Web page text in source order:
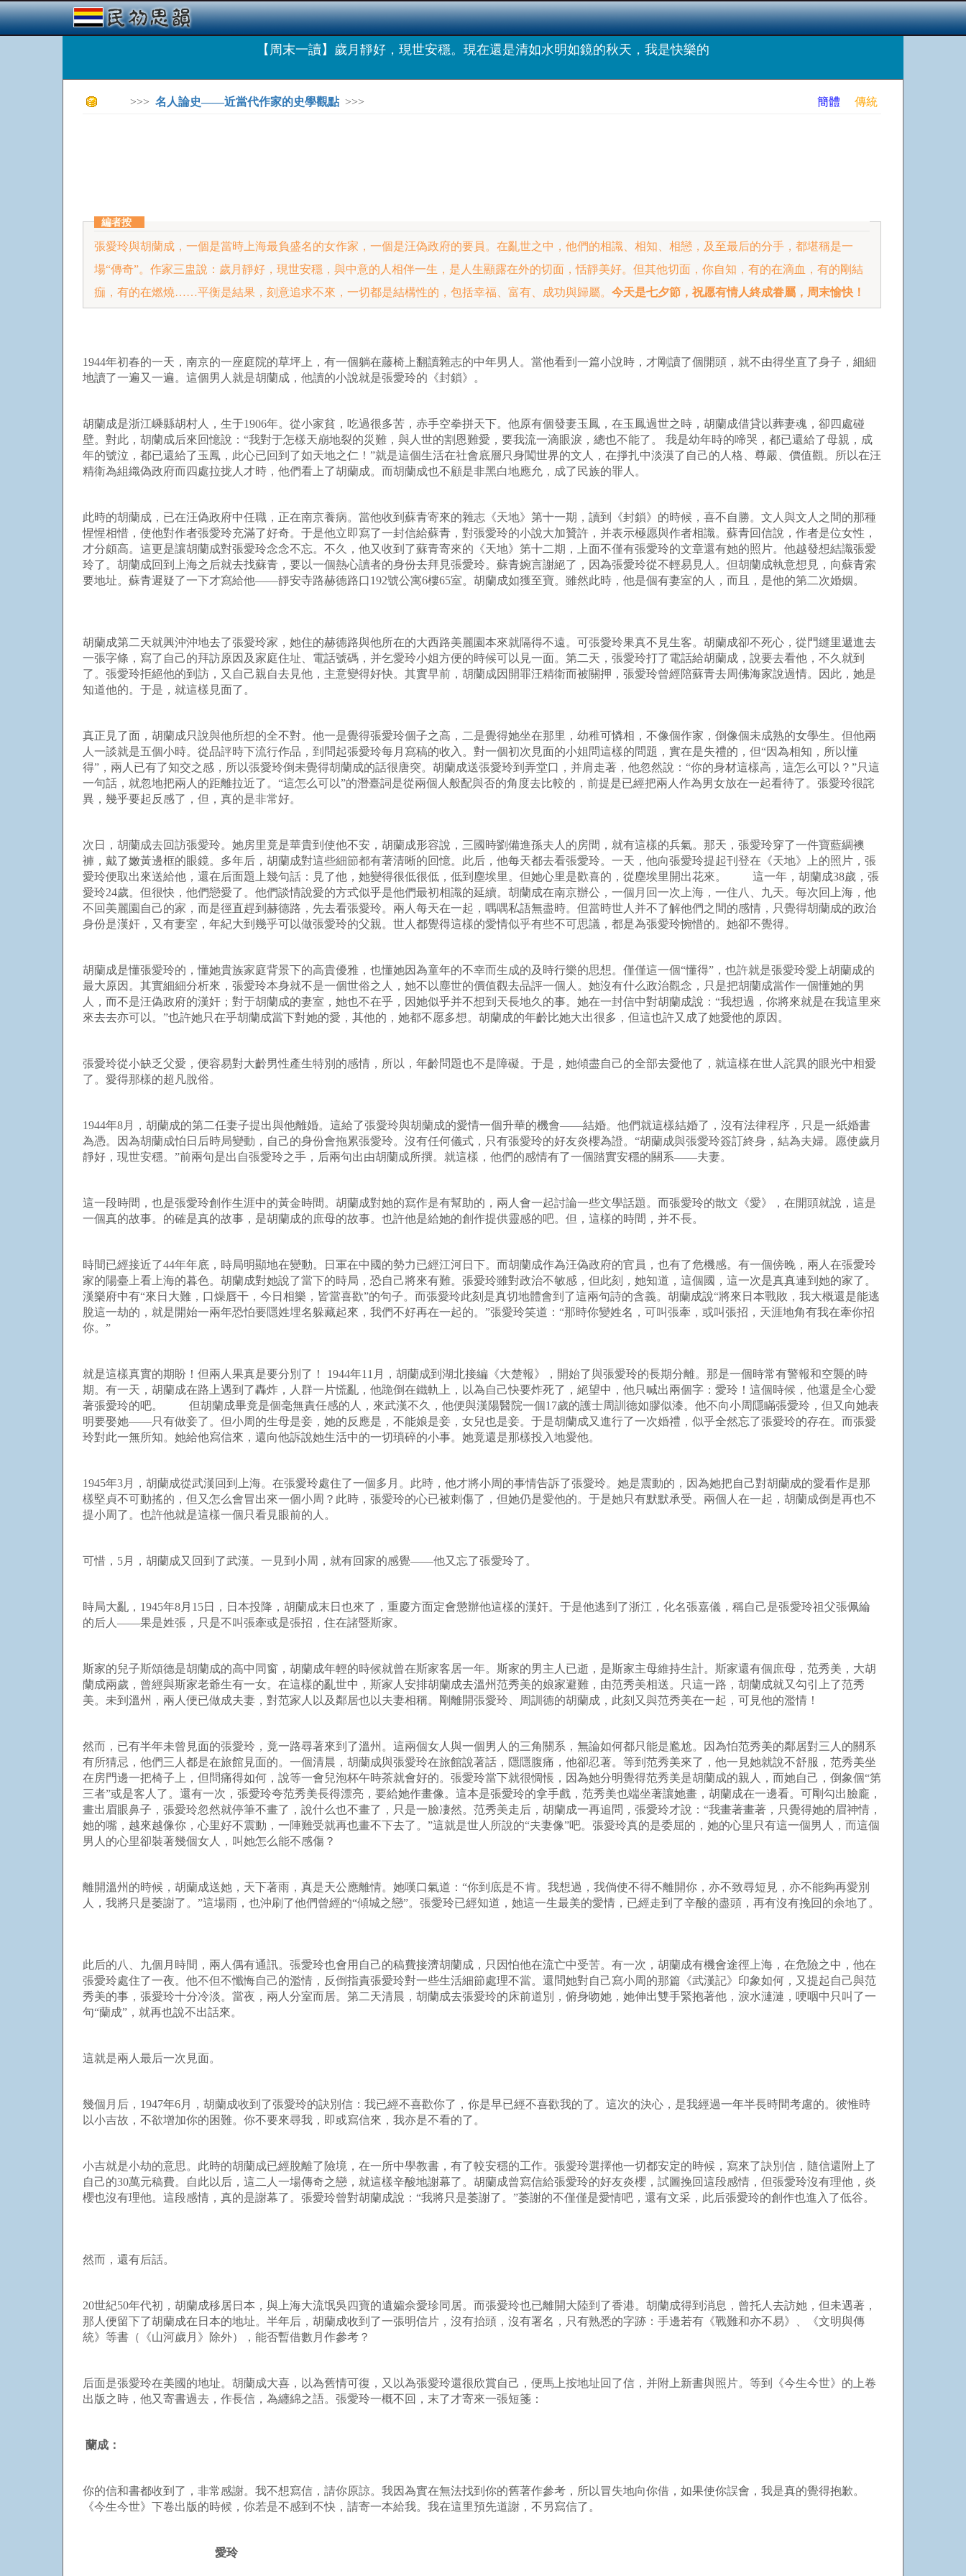
【周末一讀】歲月靜好，現世安穩。現在還是清如水明如鏡的秋天，我是快樂的
>>> 名人論史——近當代作家的史學觀點 >>> 簡體 傳統
編者按
張愛玲與胡蘭成，一個是當時上海最負盛名的女作家，一個是汪偽政府的要員。在亂世之中，他們的相識、相知、相戀，及至最后的分手，都堪稱是一
場“傳奇”。作家三盅說：歲月靜好，現世安穩，與中意的人相伴一生，是人生顯露在外的切面，恬靜美好。但其他切面，你自知，有的在滴血，有的剛結
痂，有的在燃燒……平衡是結果，刻意追求不來，一切都是結構性的，包括幸福、富有、成功與歸屬。 今天是七夕節，祝愿有情人終成眷屬，周末愉快！
1944年初春的一天，南京的一座庭院的草坪上，有一個躺在藤椅上翻讀雜志的中年男人。當他看到一篇小說時，才剛讀了個開頭，就不由得坐直了身子，細細
地讀了一遍又一遍。這個男人就是胡蘭成，他讀的小說就是張愛玲的《封鎖》。
胡蘭成是浙江嵊縣胡村人，生于1906年。從小家貧，吃過很多苦，赤手空拳拼天下。他原有個發妻玉鳳，在玉鳳過世之時，胡蘭成借貸以葬妻魂，卻四處碰
壁。對此，胡蘭成后來回憶說：“我對于怎樣天崩地裂的災難，與人世的割恩難愛，要我流一滴眼淚，總也不能了。 我是幼年時的啼哭，都已還給了母親，成
年的號泣，都已還給了玉鳳，此心已回到了如天地之仁！”就是這個生活在社會底層只身闖世界的文人，在掙扎中淡漠了自己的人格、尊嚴、價值觀。所以在汪
精衛為組織偽政府而四處拉拢人才時，他們看上了胡蘭成。而胡蘭成也不顧是非黑白地應允，成了民族的罪人。
此時的胡蘭成，已在汪偽政府中任職，正在南京養病。當他收到蘇青寄來的雜志《天地》第十一期，讀到《封鎖》的時候，喜不自勝。文人與文人之間的那種
惺惺相惜，使他對作者張愛玲充滿了好奇。于是他立即寫了一封信給蘇青，對張愛玲的小說大加贊許，并表示極愿與作者相識。蘇青回信說，作者是位女性，
才分頗高。這更是讓胡蘭成對張愛玲念念不忘。不久，他又收到了蘇青寄來的《天地》第十二期，上面不僅有張愛玲的文章還有她的照片。他越發想結識張愛
玲了。胡蘭成回到上海之后就去找蘇青，要以一個熱心讀者的身份去拜見張愛玲。蘇青婉言謝絕了，因為張愛玲從不輕易見人。但胡蘭成執意想見，向蘇青索
要地址。蘇青遲疑了一下才寫給他——靜安寺路赫德路口192號公寓6樓65室。胡蘭成如獲至寶。雖然此時，他是個有妻室的人，而且，是他的第二次婚姻。
胡蘭成第二天就興沖沖地去了張愛玲家，她住的赫德路與他所在的大西路美麗園本來就隔得不遠。可張愛玲果真不見生客。胡蘭成卻不死心，從門縫里遞進去
一張字條，寫了自己的拜訪原因及家庭住址、電話號碼，并乞愛玲小姐方便的時候可以見一面。第二天，張愛玲打了電話給胡蘭成，說要去看他，不久就到
了。張愛玲拒絕他的到訪，又自己親自去見他，主意變得好快。其實早前，胡蘭成因開罪汪精衛而被關押，張愛玲曾經陪蘇青去周佛海家說過情。因此，她是
知道他的。于是，就這樣見面了。
真正見了面，胡蘭成只說與他所想的全不對。他一是覺得張愛玲個子之高，二是覺得她坐在那里，幼稚可憐相，不像個作家，倒像個未成熟的女學生。但他兩
人一談就是五個小時。從品評時下流行作品，到問起張愛玲每月寫稿的收入。對一個初次見面的小姐問這樣的問題，實在是失禮的，但“因為相知，所以懂
得”，兩人已有了知交之感，所以張愛玲倒未覺得胡蘭成的話很唐突。胡蘭成送張愛玲到弄堂口，并肩走著，他忽然說：“你的身材這樣高，這怎么可以？”只這
一句話，就忽地把兩人的距離拉近了。“這怎么可以”的潛臺詞是從兩個人般配與否的角度去比較的，前提是已經把兩人作為男女放在一起看待了。張愛玲很詫
異，幾乎要起反感了，但，真的是非常好。
次日，胡蘭成去回訪張愛玲。她房里竟是華貴到使他不安，胡蘭成形容說，三國時劉備進孫夫人的房間，就有這樣的兵氣。那天，張愛玲穿了一件寶藍綢襖
褲，戴了嫩黃邊框的眼鏡。多年后，胡蘭成對這些細節都有著清晰的回憶。此后，他每天都去看張愛玲。一天，他向張愛玲提起刊登在《天地》上的照片，張
愛玲便取出來送給他，還在后面題上幾句話：見了他，她變得很低很低，低到塵埃里。但她心里是歡喜的，從塵埃里開出花來。 這一年，胡蘭成38歲，張
愛玲24歲。但很快，他們戀愛了。他們談情說愛的方式似乎是他們最初相識的延續。胡蘭成在南京辦公，一個月回一次上海，一住八、九天。每次回上海，他
不回美麗園自己的家，而是徑直趕到赫德路，先去看張愛玲。兩人每天在一起，喁喁私語無盡時。但當時世人并不了解他們之間的感情，只覺得胡蘭成的政治
身份是漢奸，又有妻室，年紀大到幾乎可以做張愛玲的父親。世人都覺得這樣的愛情似乎有些不可思議，都是為張愛玲惋惜的。她卻不覺得。
胡蘭成是懂張愛玲的，懂她貴族家庭背景下的高貴優雅，也懂她因為童年的不幸而生成的及時行樂的思想。僅僅這一個“懂得”，也許就是張愛玲愛上胡蘭成的
最大原因。其實細細分析來，張愛玲本身就不是一個世俗之人，她不以塵世的價值觀去品評一個人。她沒有什么政治觀念，只是把胡蘭成當作一個懂她的男
人，而不是汪偽政府的漢奸；對于胡蘭成的妻室，她也不在乎，因她似乎并不想到天長地久的事。她在一封信中對胡蘭成說：“我想過，你將來就是在我這里來
來去去亦可以。”也許她只在乎胡蘭成當下對她的愛，其他的，她都不愿多想。胡蘭成的年齡比她大出很多，但這也許又成了她愛他的原因。
張愛玲從小缺乏父愛，便容易對大齡男性產生特別的感情，所以，年齡問題也不是障礙。于是，她傾盡自己的全部去愛他了，就這樣在世人詫異的眼光中相愛
了。愛得那樣的超凡脫俗。
1944年8月，胡蘭成的第二任妻子提出與他離婚。這給了張愛玲與胡蘭成的愛情一個升華的機會——結婚。他們就這樣結婚了，沒有法律程序，只是一紙婚書
為憑。因為胡蘭成怕日后時局變動，自己的身份會拖累張愛玲。沒有任何儀式，只有張愛玲的好友炎櫻為證。“胡蘭成與張愛玲簽訂終身，結為夫婦。愿使歲月
靜好，現世安穩。”前兩句是出自張愛玲之手，后兩句出由胡蘭成所撰。就這樣，他們的感情有了一個踏實安穩的關系——夫妻。
這一段時間，也是張愛玲創作生涯中的黃金時間。胡蘭成對她的寫作是有幫助的，兩人會一起討論一些文學話題。而張愛玲的散文《愛》，在開頭就說，這是
一個真的故事。的確是真的故事，是胡蘭成的庶母的故事。也許他是給她的創作提供靈感的吧。但，這樣的時間，并不長。
時間已經接近了44年年底，時局明顯地在變動。日軍在中國的勢力已經江河日下。而胡蘭成作為汪偽政府的官員，也有了危機感。有一個傍晚，兩人在張愛玲
家的陽臺上看上海的暮色。胡蘭成對她說了當下的時局，恐自己將來有難。張愛玲雖對政治不敏感，但此刻，她知道，這個國，這一次是真真連到她的家了。
漢樂府中有“來日大難，口燥唇干，今日相樂，皆當喜歡”的句子。而張愛玲此刻是真切地體會到了這兩句詩的含義。胡蘭成說“將來日本戰敗，我大概還是能逃
脫這一劫的，就是開始一兩年恐怕要隱姓埋名躲藏起來，我們不好再在一起的。”張愛玲笑道：“那時你變姓名，可叫張牽，或叫張招，天涯地角有我在牽你招
你。”
就是這樣真實的期盼！但兩人果真是要分別了！ 1944年11月，胡蘭成到湖北接編《大楚報》，開始了與張愛玲的長期分離。那是一個時常有警報和空襲的時
期。有一天，胡蘭成在路上遇到了轟炸，人群一片慌亂，他跪倒在鐵軌上，以為自己快要炸死了，絕望中，他只喊出兩個字：愛玲！這個時候，他還是全心愛
著張愛玲的吧。 但胡蘭成畢竟是個毫無責任感的人，來武漢不久，他便與漢陽醫院一個17歲的護士周訓德如膠似漆。他不向小周隱瞞張愛玲，但又向她表
明要娶她——只有做妾了。但小周的生母是妾，她的反應是，不能娘是妾，女兒也是妾。于是胡蘭成又進行了一次婚禮，似乎全然忘了張愛玲的存在。而張愛
玲對此一無所知。她給他寫信來，還向他訴說她生活中的一切瑣碎的小事。她竟還是那樣投入地愛他。
1945年3月，胡蘭成從武漢回到上海。在張愛玲處住了一個多月。此時，他才將小周的事情告訴了張愛玲。她是震動的，因為她把自己對胡蘭成的愛看作是那
樣堅貞不可動搖的，但又怎么會冒出來一個小周？此時，張愛玲的心已被刺傷了，但她仍是愛他的。于是她只有默默承受。兩個人在一起，胡蘭成倒是再也不
提小周了。也許他就是這樣一個只看見眼前的人。
可惜，5月，胡蘭成又回到了武漢。一見到小周，就有回家的感覺——他又忘了張愛玲了。
時局大亂，1945年8月15日，日本投降，胡蘭成末日也來了，重慶方面定會懲辦他這樣的漢奸。于是他逃到了浙江，化名張嘉儀，稱自己是張愛玲祖父張佩綸
的后人——果是姓張，只是不叫張牽或是張招，住在諸暨斯家。
斯家的兒子斯頌德是胡蘭成的高中同窗，胡蘭成年輕的時候就曾在斯家客居一年。斯家的男主人已逝，是斯家主母維持生計。斯家還有個庶母，范秀美，大胡
蘭成兩歲，曾經與斯家老爺生有一女。在這樣的亂世中，斯家人安排胡蘭成去溫州范秀美的娘家避難，由范秀美相送。只這一路，胡蘭成就又勾引上了范秀
美。未到溫州，兩人便已做成夫妻，對范家人以及鄰居也以夫妻相稱。剛離開張愛玲、周訓德的胡蘭成，此刻又與范秀美在一起，可見他的濫情！
然而，已有半年未曾見面的張愛玲，竟一路尋著來到了溫州。這兩個女人與一個男人的三角關系，無論如何都只能是尷尬。因為怕范秀美的鄰居對三人的關系
有所猜忌，他們三人都是在旅館見面的。一個清晨，胡蘭成與張愛玲在旅館說著話，隱隱腹痛，他卻忍著。等到范秀美來了，他一見她就說不舒服，范秀美坐
在房門邊一把椅子上，但問痛得如何，說等一會兒泡杯午時茶就會好的。張愛玲當下就很惆悵，因為她分明覺得范秀美是胡蘭成的親人，而她自己，倒象個“第
三者”或是客人了。還有一次，張愛玲夸范秀美長得漂亮，要給她作畫像。這本是張愛玲的拿手戲，范秀美也端坐著讓她畫，胡蘭成在一邊看。可剛勾出臉龐，
畫出眉眼鼻子，張愛玲忽然就停筆不畫了，說什么也不畫了，只是一臉凄然。范秀美走后，胡蘭成一再追問，張愛玲才說：“我畫著畫著，只覺得她的眉神情，
她的嘴，越來越像你，心里好不震動，一陣難受就再也畫不下去了。”這就是世人所說的“夫妻像”吧。張愛玲真的是委屈的，她的心里只有這一個男人，而這個
男人的心里卻裝著幾個女人，叫她怎么能不感傷？
離開溫州的時候，胡蘭成送她，天下著雨，真是天公應離情。她嘆口氣道：“你到底是不肯。我想過，我倘使不得不離開你，亦不致尋短見，亦不能夠再愛別
人，我將只是萎謝了。”這場雨，也沖刷了他們曾經的“傾城之戀”。張愛玲已經知道，她這一生最美的愛情，已經走到了辛酸的盡頭，再有沒有挽回的余地了。
此后的八、九個月時間，兩人偶有通訊。張愛玲也會用自己的稿費接濟胡蘭成，只因怕他在流亡中受苦。有一次，胡蘭成有機會途徑上海，在危險之中，他在
張愛玲處住了一夜。他不但不懺悔自己的濫情，反倒指責張愛玲對一些生活細節處理不當。還問她對自己寫小周的那篇《武漢記》印象如何，又提起自己與范
秀美的事，張愛玲十分冷淡。當夜，兩人分室而居。第二天清晨，胡蘭成去張愛玲的床前道別，俯身吻她，她伸出雙手緊抱著他，淚水漣漣，哽咽中只叫了一
句“蘭成”，就再也說不出話來。
這就是兩人最后一次見面。
幾個月后，1947年6月，胡蘭成收到了張愛玲的訣別信：我已經不喜歡你了，你是早已經不喜歡我的了。這次的決心，是我經過一年半長時間考慮的。彼惟時
以小吉故，不欲增加你的困難。你不要來尋我，即或寫信來，我亦是不看的了。
小吉就是小劫的意思。此時的胡蘭成已經脫離了險境，在一所中學教書，有了較安穩的工作。張愛玲選擇他一切都安定的時候，寫來了訣別信，隨信還附上了
自己的30萬元稿費。自此以后，這二人一場傳奇之戀，就這樣辛酸地謝幕了。胡蘭成曾寫信給張愛玲的好友炎櫻，試圖挽回這段感情，但張愛玲沒有理他，炎
櫻也沒有理他。這段感情，真的是謝幕了。張愛玲曾對胡蘭成說：“我將只是萎謝了。”萎謝的不僅僅是愛情吧，還有文采，此后張愛玲的創作也進入了低谷。
然而，還有后話。
20世紀50年代初，胡蘭成移居日本，與上海大流氓吳四寶的遺孀佘愛珍同居。而張愛玲也已離開大陸到了香港。胡蘭成得到消息，曾托人去訪她，但未遇著，
那人便留下了胡蘭成在日本的地址。半年后，胡蘭成收到了一張明信片，沒有抬頭，沒有署名，只有熟悉的字跡：手邊若有《戰難和亦不易》、《文明與傳
統》等書（《山河歲月》除外），能否暫借數月作參考？
后面是張愛玲在美國的地址。胡蘭成大喜，以為舊情可復，又以為張愛玲還很欣賞自己，便馬上按地址回了信，并附上新書與照片。等到《今生今世》的上卷
出版之時，他又寄書過去，作長信，為纏綿之語。張愛玲一概不回，末了才寄來一張短箋：
蘭成：
你的信和書都收到了，非常感謝。我不想寫信，請你原諒。我因為實在無法找到你的舊著作參考，所以冒失地向你借，如果使你誤會，我是真的覺得抱歉。
《今生今世》下卷出版的時候，你若是不感到不快，請寄一本給我。我在這里預先道謝，不另寫信了。
愛玲